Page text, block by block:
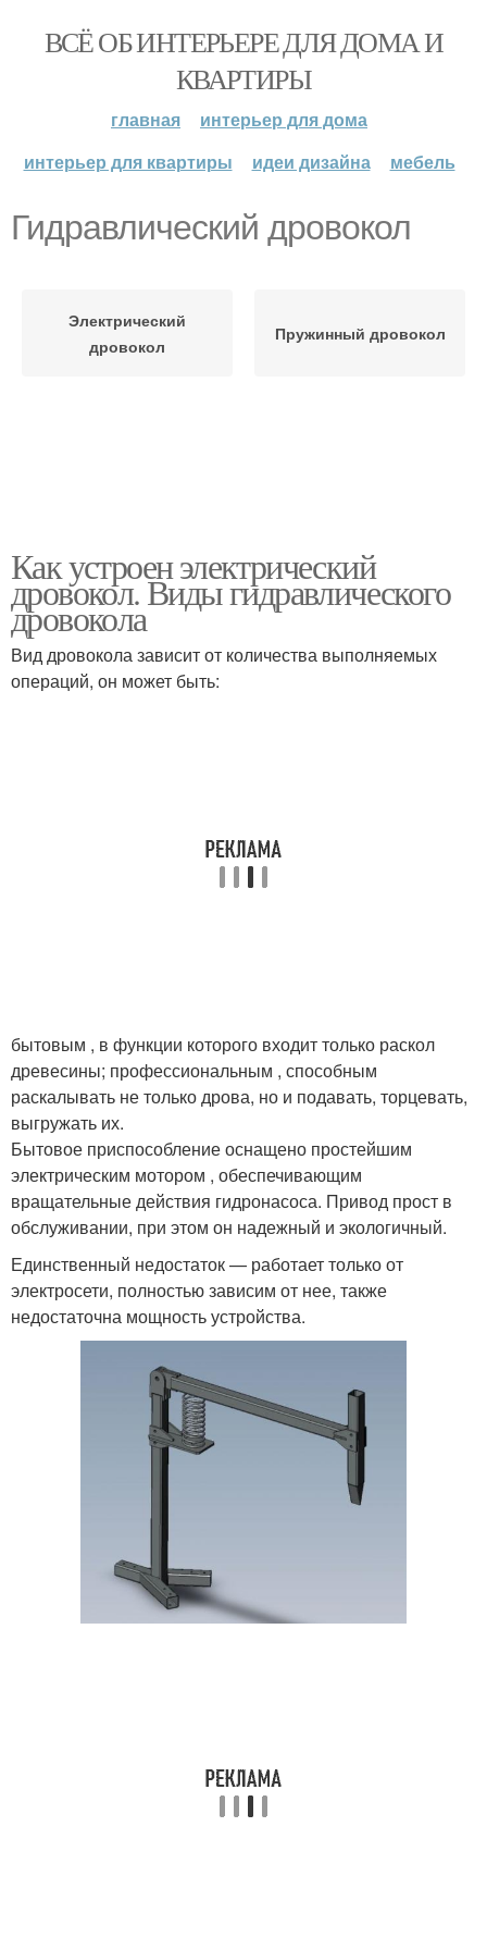
ВСЁ ОБ ИНТЕРЬЕРЕ ДЛЯ ДОМА И
КВАРТИРЫ
главная
интерьер для дома
интерьер для квартиры
идеи дизайна мебель
Гидравлический дровокол
Электрический
дровокол
Пружинный дровокол
Как устроен электрический
дровокол. Виды гидравлического
дровокола
Вид дровокола зависит от количества выполняемых
операций, он может быть:
бытовым , в функции которого входит только раскол
древесины; профессиональным , способным
раскалывать не только дрова, но и подавать, торцевать,
выгружать их.
Бытовое приспособление оснащено простейшим
электрическим мотором , обеспечивающим
вращательные действия гидронасоса. Привод прост в
обслуживании, при этом он надежный и экологичный.
Единственный недостаток — работает только от
электросети, полностью зависим от нее, также
недостаточна мощность устройства.